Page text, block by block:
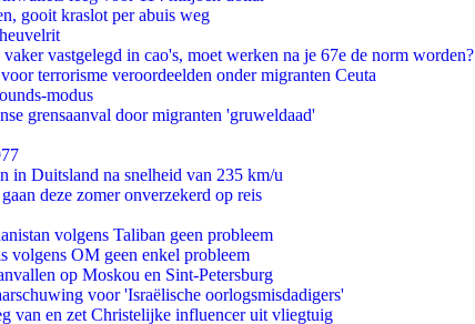
gooit kraslot per abuis weg
vastgelegd in cao's, moet werken na je 67e de norm worden?
terrorisme veroordeelden onder migranten Ceuta
modus
grensaanval door migranten 'gruweldaad'
in Duitsland na snelheid van 235 km/u
deze zomer onverzekerd op reis
volgens Taliban geen probleem
volgens OM geen enkel probleem
op Moskou en Sint-Petersburg
voor 'Israëlische oorlogsmisdadigers'
van en zet Christelijke influencer uit vliegtuig